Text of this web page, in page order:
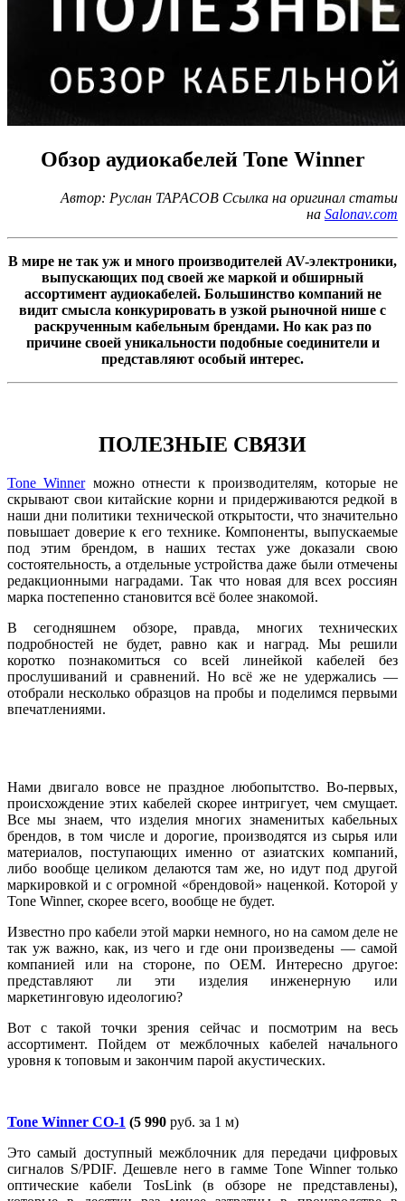
Обзор аудиокабелей Tone Winner
Автор: Руслан ТАРАСОВ Ссылка на оригинал статьи
на Salonav.com
В мире не так уж и много производителей AV-электроники,
выпускающих под своей же маркой и обширный
ассортимент аудиокабелей. Большинство компаний не
видит смысла конкурировать в узкой рыночной нише с
раскрученным кабельным брендами. Но как раз по
причине своей уникальности подобные соединители и
представляют особый интерес.
ПОЛЕЗНЫЕ СВЯЗИ
Tone Winnerможно отнести к производителям, которые не
скрывают свои китайские корни и придерживаются редкой в
наши дни политики технической открытости, что значительно
повышает доверие к его технике. Компоненты, выпускаемые
под этим брендом, в наших тестах уже доказали свою
состоятельность, а отдельные устройства даже были отмечены
редакционными наградами. Так что новая для всех россиян
марка постепенно становится всё более знакомой.
В сегодняшнем обзоре, правда, многих технических
подробностей не будет, равно как и наград. Мы решили
коротко познакомиться со всей линейкой кабелей без
прослушиваний и сравнений. Но всё же не удержались —
отобрали несколько образцов на пробы и поделимся первыми
впечатлениями.
Нами двигало вовсе не праздное любопытство. Во-первых,
происхождение этих кабелей скорее интригует, чем смущает.
Все мы знаем, что изделия многих знаменитых кабельных
брендов, в том числе и дорогие, производятся из сырья или
материалов, поступающих именно от азиатских компаний,
либо вообще целиком делаются там же, но идут под другой
маркировкой и с огромной «брендовой» наценкой. Которой у
Tone Winner, скорее всего, вообще не будет.
Известно про кабели этой марки немного, но на самом деле не
так уж важно, как, из чего и где они произведены — самой
компанией или на стороне, по OEM. Интересно другое:
представляют ли эти изделия инженерную или
маркетинговую идеологию?
Вот с такой точки зрения сейчас и посмотрим на весь
ассортимент. Пойдем от межблочных кабелей начального
уровня к топовым и закончим парой акустических.
Tone Winner CO-1 (5 990 руб. за 1 м)
Это самый доступный межблочник для передачи цифровых
сигналов S/PDIF. Дешевле него в гамме Tone Winner только
оптические кабели TosLink (в обзоре не представлены),